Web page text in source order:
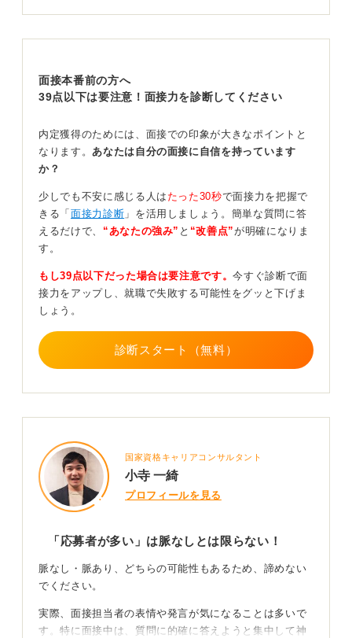
いでしょう。
圧迫面接の可能性も視野に冷静な対応をしよう！
場合によっては、相手があえて不安をあおるような発言
をして反応を試している可能性もあります。面接ではお
互いが駆け引きをしている側面もあるため、何を言われ
ても動揺しないことが重要です。
たとえ世間話のような軽い話題だったとしても、慌てて
しまうと「この人は大丈夫かな」と相手に思われてしま
うかもしれません。相手に悪意があろうとなかろうと、
落ち着いて対応しましょう。
0
面接本番前の方へ
39点以下は要注意！面接力を診断してください
内定獲得のためには、面接での印象が大きなポイントと
なります。 あなたは自分の面接に自信を持っています
か？
少しでも不安に感じる人は たった30秒で面接力を把握で
きる「 面接力診断 」を活用しましょう。簡単な質問に答
えるだけで、 “あなたの強み” と “改善点”が明確になりま
す。
もし39点以下だった場合は要注意です。今すぐ診断で面
接力をアップし、就職で失敗する可能性をグッと下げま
しょう。
診断スタート（無料）
国家資格キャリアコンサルタント
小寺 一綺
プロフィールを見る
「応募者が多い」は脈なしとは限らない！
脈なし・脈あり、どちらの可能性もあるため、諦めない
でください。
実際、面接担当者の表情や発言が気になることは多いで
す。特に面接中は、質問に的確に答えようと集中して神